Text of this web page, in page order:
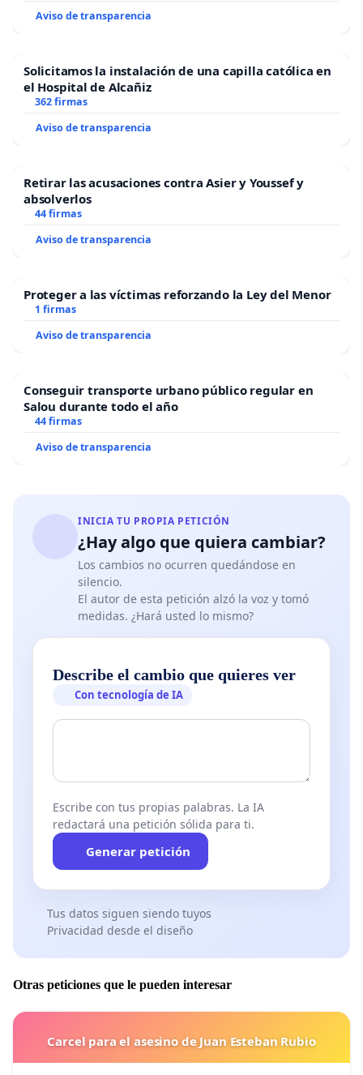
Aviso de transparencia
Solicitamos la instalación de una capilla católica en
el Hospital de Alcañiz
362 firmas
Aviso de transparencia
Retirar las acusaciones contra Asier y Youssef y
absolverlos
44 firmas
Aviso de transparencia
Proteger a las víctimas reforzando la Ley del Menor
1 firmas
Aviso de transparencia
Conseguir transporte urbano público regular en
Salou durante todo el año
44 firmas
Aviso de transparencia
INICIA TU PROPIA PETICIÓN
¿Hay algo que quiera cambiar?
Los cambios no ocurren quedándose en
silencio.
El autor de esta petición alzó la voz y tomó
medidas. ¿Hará usted lo mismo?
Describe el cambio que quieres ver
Con tecnología de IA
Escribe con tus propias palabras. La IA
redactará una petición sólida para ti.
Generar petición
Tus datos siguen siendo tuyos
Privacidad desde el diseño
Otras peticiones que le pueden interesar
Carcel para el asesino de Juan Esteban Rubio